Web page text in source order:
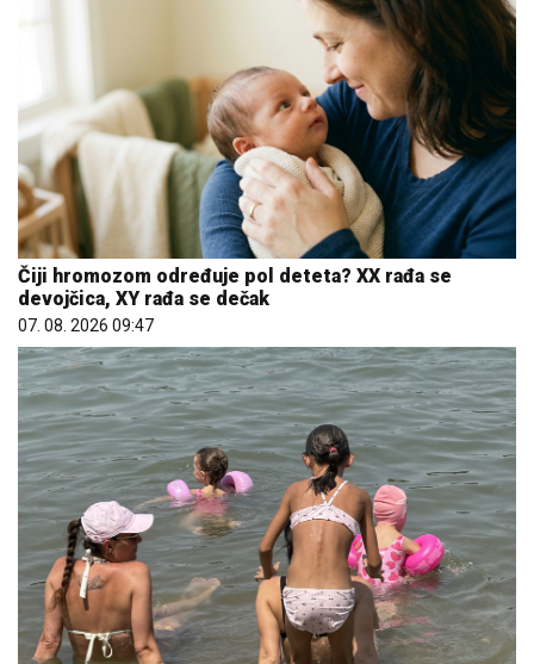
Čiji hromozom određuje pol deteta? XX rađa se
devojčica, XY rađa se dečak
07. 08. 2026 09:47